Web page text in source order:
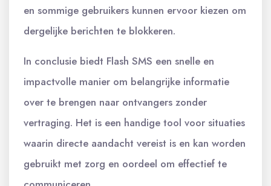
en sommige gebruikers kunnen ervoor kiezen om
dergelijke berichten te blokkeren.
In conclusie biedt Flash SMS een snelle en
impactvolle manier om belangrijke informatie
over te brengen naar ontvangers zonder
vertraging. Het is een handige tool voor situaties
waarin directe aandacht vereist is en kan worden
gebruikt met zorg en oordeel om effectief te